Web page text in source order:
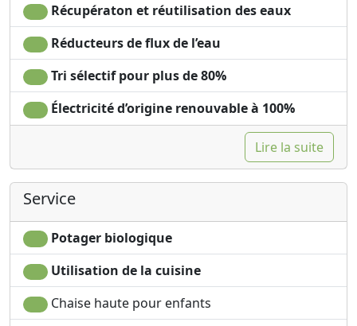
Récupératon et réutilisation des eaux
Réducteurs de flux de l’eau
Tri sélectif pour plus de 80%
Électricité d’origine renouvable à 100%
Lire la suite
Service
Potager biologique
Utilisation de la cuisine
Chaise haute pour enfants